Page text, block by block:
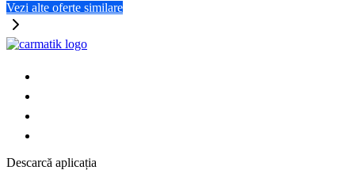
Vezi alte oferte similare
Descarcă aplicația